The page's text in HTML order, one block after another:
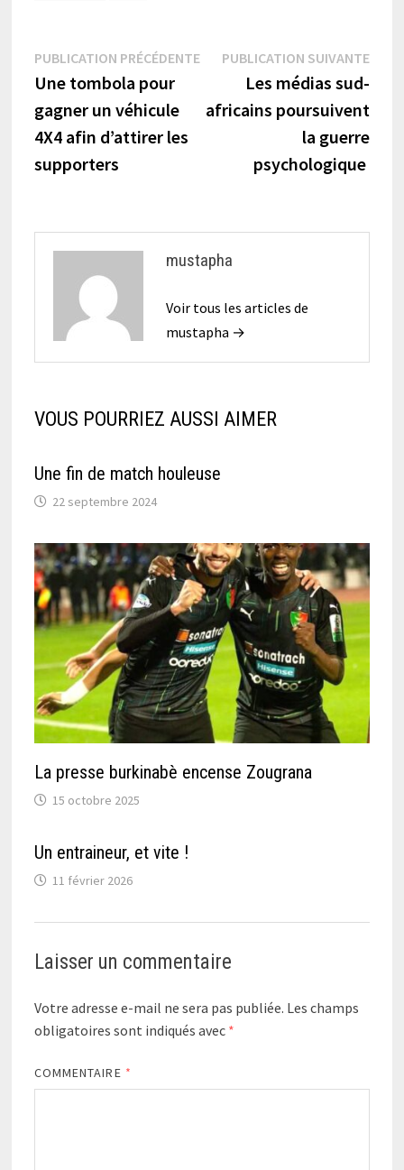
Navigation
de
l’article
PUBLICATION PRÉCÉDENTEPublication
précédente :
Une tombola pour
gagner un véhicule
4X4 afin d’attirer les
supporters
PUBLICATION SUIVANTE
Les médias sud-
africains poursuivent
la guerre
psychologique
mustapha
Voir tous les articles de
mustapha →
VOUS POURRIEZ AUSSI AIMER
Une fin de match houleuse
22 septembre 2024
La presse burkinabè encense Zougrana
15 octobre 2025
Un entraineur, et vite !
11 février 2026
Laisser un commentaire
Votre adresse e-mail ne sera pas publiée. Les champs
obligatoires sont indiqués avec *
COMMENTAIRE *